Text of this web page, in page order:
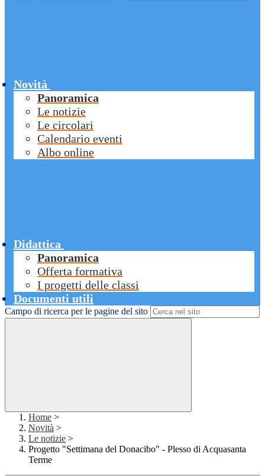
Novità
Panoramica
Le notizie
Le circolari
Calendario eventi
Albo online
Didattica
Panoramica
Offerta formativa
I progetti delle classi
Documenti utili
Campo di ricerca per le pagine del sito
Home >
Novità >
Le notizie >
Progetto "Settimana del Donacibo" - Plesso di Acquasanta
Terme